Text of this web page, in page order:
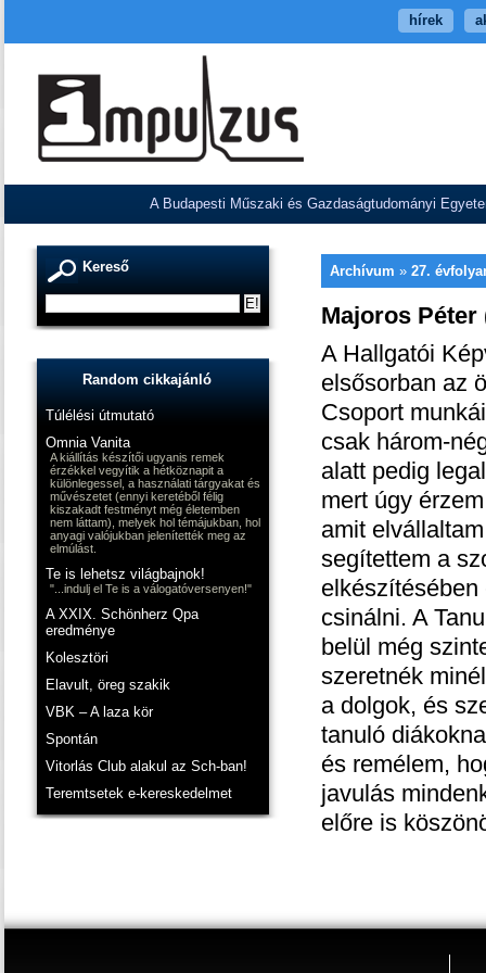
hírek
A Budapesti Műszaki és Gazdaságtudományi
Kereső
Random cikkajánló
Túlélési útmutató
Omnia Vanita
A kiállítás készítői ugyanis remek
érzékkel vegyítik a hétköznapit a
különlegessel, a használati tárgyakat és
művészetet (ennyi keretéből félig
kiszakadt festményt még életemben
nem láttam), melyek hol témájukban, hol
anyagi valójukban jelenítették meg az
elmúlást.
Te is lehetsz világbajnok!
"...indulj el Te is a válogatóversenyen!"
A XXIX. Schönherz Qpa
eredménye
Kolesztöri
Elavult, öreg szakik
VBK – A laza kör
Spontán
Vitorlás Club alakul az Sch-ban!
Teremtsetek e-kereskedelmet
Archívum » 27.
Majoros Péter
A Hallgatói
elsősorban az
Csoport
csak három-
alatt pedig
mert úgy
amit
segítettem a
csinálni. A
belül még
szeretnék
a dolgok, és
tanuló
és remélem,
javulás
előre is